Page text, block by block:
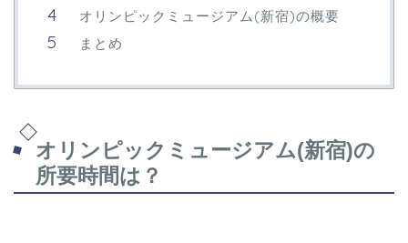
オリンピックミュージアム(新宿)の概要
まとめ
オリンピックミュージアム(新宿)の
所要時間は？